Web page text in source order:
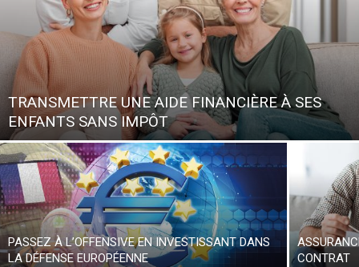
TRANSMETTRE UNE AIDE FINANCIÈRE À SES
ENFANTS SANS IMPÔT
PASSEZ À L’OFFENSIVE EN INVESTISSANT DANS
LA DÉFENSE EUROPÉENNE
CONTRAT